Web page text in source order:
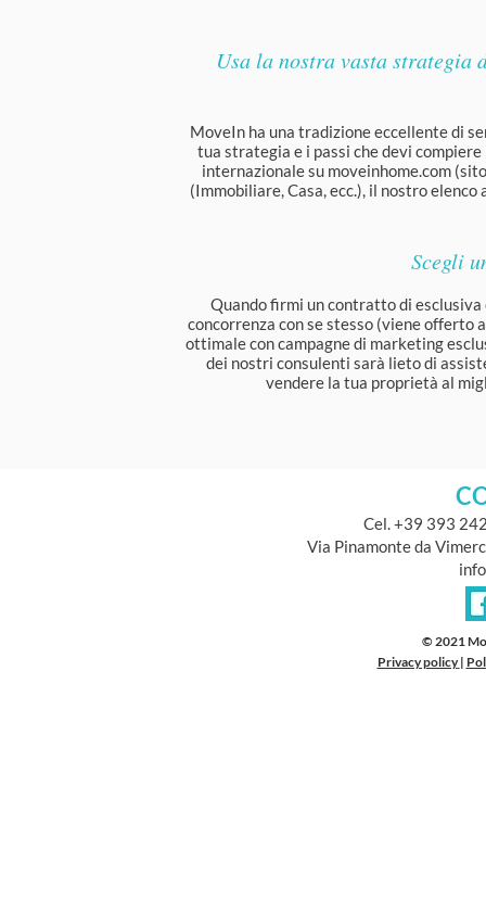
Usa la nostra vasta
MoveIn ha una tradizione eccellente di
tua strategia e i passi che devi
internazionale su moveinhome.com
(Immobiliare, Casa, ecc.), il nostro
Scegli
Quando firmi un contratto di
concorrenza con se stesso (viene offerto
ottimale con campagne di marketing
dei nostri consulenti sarà lieto di
vendere la tua proprietà al
Cel. +39 393
Via Pinamonte da
© 2021
Privacy policy |